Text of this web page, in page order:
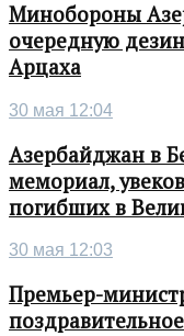
Минобороны
очередную
Арцаха
30 мая 12:04
Азербайджан в
мемориал,
погибших в
30 мая 12:03
Премьер-